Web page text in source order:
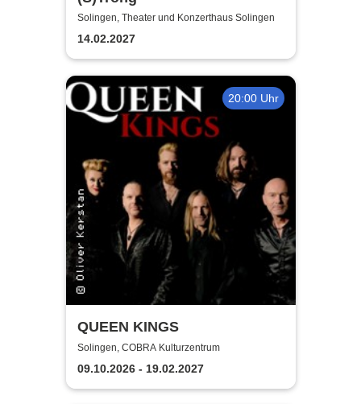
Solingen, Theater und Konzerthaus Solingen
14.02.2027
20:00 Uhr
QUEEN KINGS
Solingen, COBRA Kulturzentrum
09.10.2026 - 19.02.2027